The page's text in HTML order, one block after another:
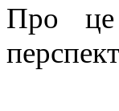
Про це